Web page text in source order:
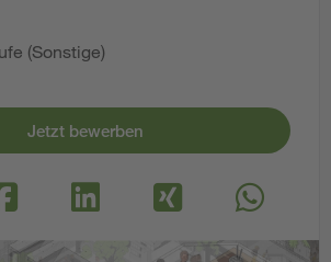
(Sonstige)
Jetzt bewerben